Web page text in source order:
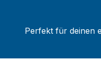
Perfekt für deinen